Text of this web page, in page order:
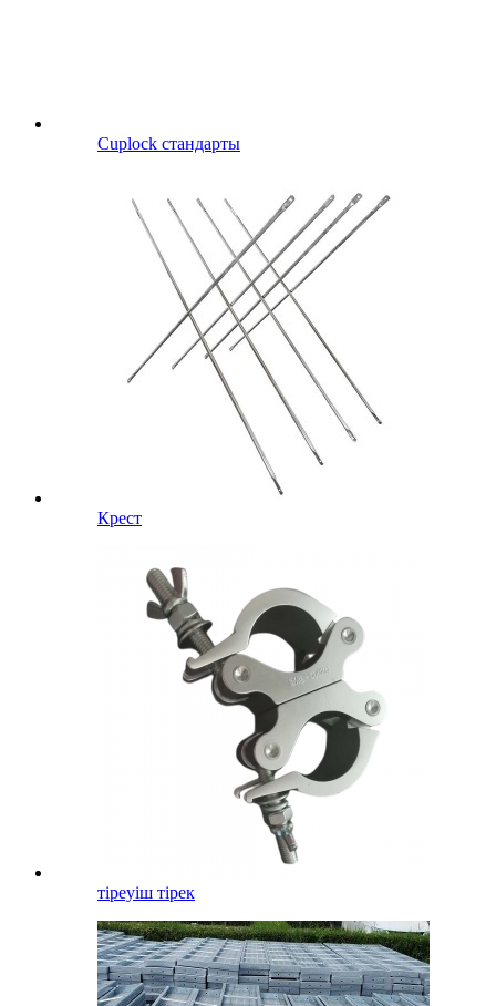
Cuplock стандарты
Крест
тіреуіш тірек